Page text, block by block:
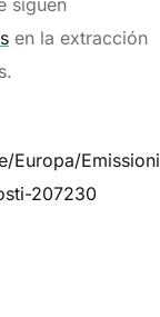
en la extracción
Europa/
207230